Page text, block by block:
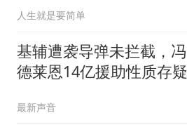
人生就是要简单
基辅遭袭导弹未拦截，冯
德莱恩14亿援助性质存疑
最新声音